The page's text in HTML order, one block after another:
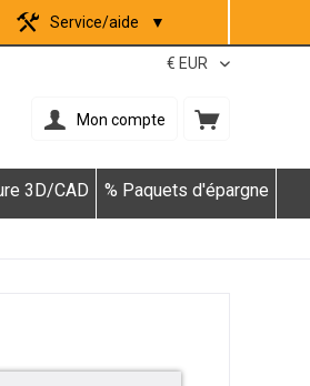
Service/aide ▼
Mon compte
3D/CAD % Paquets d'épargne